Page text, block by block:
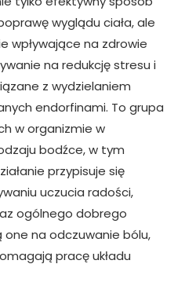
wyglądu ciała, ale
wpływające na zdrowie
na redukcję stresu i
z wydzielaniem
endorfinami. To grupa
w organizmie w
bodźce, w tym
przypisuje się
uczucia radości,
ogólnego dobrego
one na odczuwanie bólu,
pracę układu